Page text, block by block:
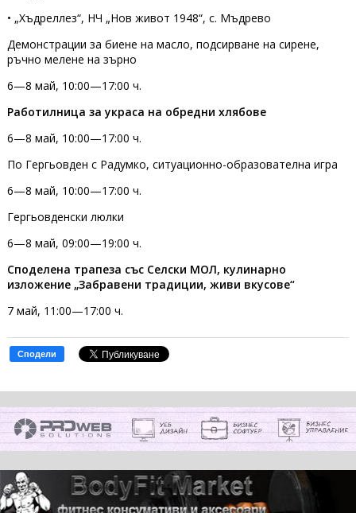
• „Хъдреллез“, НЧ „Нов живот 1948“, с. Мъдрево
Демонстрации за биене на масло, подсирване на сирене,
ръчно мелене на зърно
6—8 май, 10:00—17:00 ч.
Работилница за украса на обредни хлябове
6—8 май, 10:00—17:00 ч.
По Гергьовден с Радумко, ситуационно-образователна игра
6—8 май, 10:00—17:00 ч.
Гергьовденски люлки
6—8 май, 09:00—19:00 ч.
Споделена трапеза със Селски МОЛ, кулинарно
изложение „Забравени традиции, живи вкусове“
7 май, 11:00—17:00 ч.
Сподели